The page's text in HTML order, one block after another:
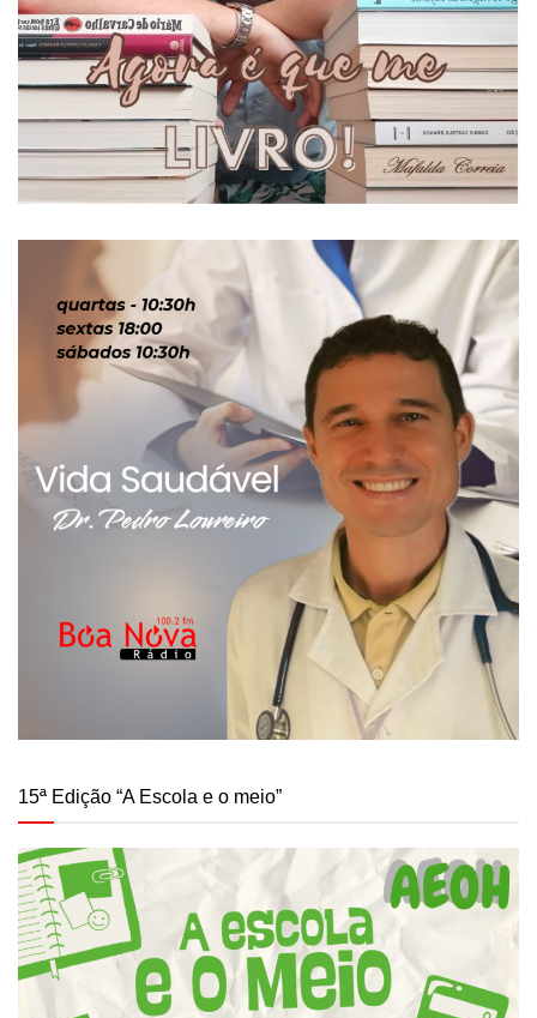
15ª Edição “A Escola e o meio”